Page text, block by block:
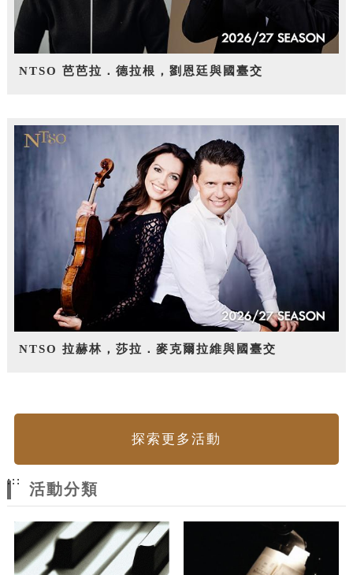
NTSO 芭芭拉．德拉根，劉恩廷與國臺交
NTSO 拉赫林，莎拉．麥克爾拉維與國臺交
探索更多活動
:::
活動分類